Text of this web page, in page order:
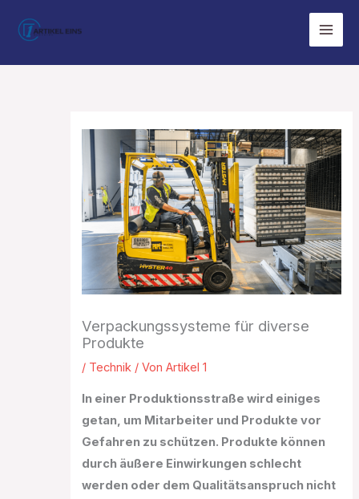
Inhalt
Verpackungssysteme für diverse
Produkte
/ Technik / VonArtikel 1
In einer Produktionsstraße wird einiges
getan, um Mitarbeiter und Produkte vor
Gefahren zu schützen. Produkte können
durch äußere Einwirkungen schlecht
werden oder dem Qualitätsanspruch nicht